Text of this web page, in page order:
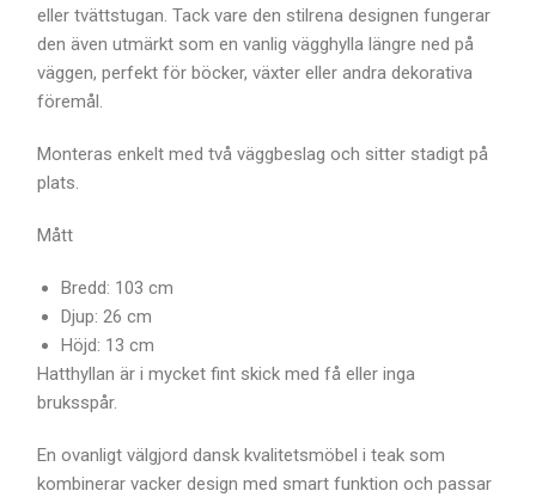
eller tvättstugan. Tack vare den stilrena designen fungerar
den även utmärkt som en vanlig vägghylla längre ned på
väggen, perfekt för böcker, växter eller andra dekorativa
föremål.
Monteras enkelt med två väggbeslag och sitter stadigt på
plats.
Mått
Bredd: 103 cm
Djup: 26 cm
Höjd: 13 cm
Hatthyllan är i mycket fint skick med få eller inga
bruksspår.
En ovanligt välgjord dansk kvalitetsmöbel i teak som
kombinerar vacker design med smart funktion och passar